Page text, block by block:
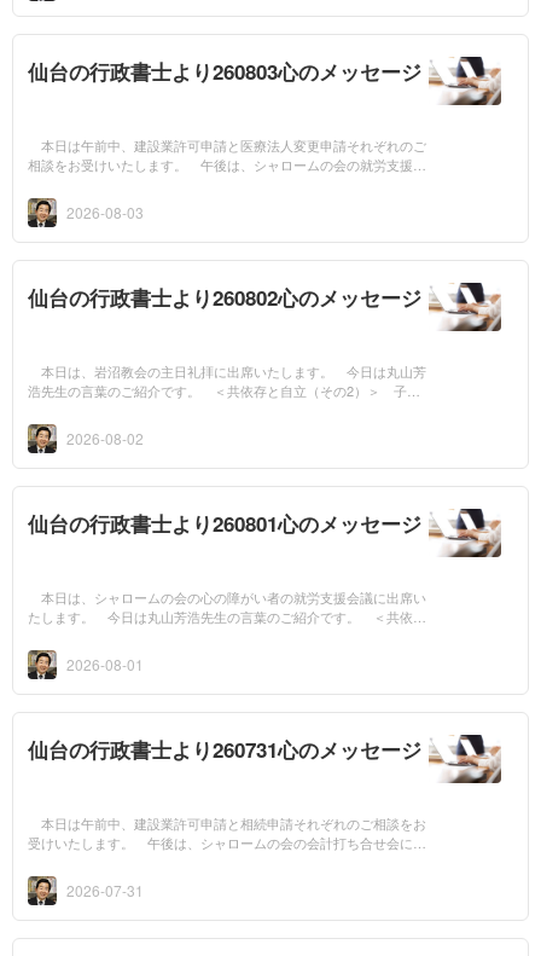
仙台の行政書士より260803心のメッセージ
本日は午前中、建設業許可申請と医療法人変更申請それぞれのご
相談をお受けいたします。 午後は、シャロームの会の就労支援会
＜老舗の決...
2026-08-03
仙台の行政書士より260802心のメッセージ
本日は、岩沼教会の主日礼拝に出席いたします。 今日は丸山芳
浩先生の言葉のご紹介です。 ＜共依存と自立（その2）＞ 子ど
し、父親は切る...
2026-08-02
仙台の行政書士より260801心のメッセージ
本日は、シャロームの会の心の障がい者の就労支援会議に出席い
たします。 今日は丸山芳浩先生の言葉のご紹介です。 ＜共依存
てあげたい」...
2026-08-01
仙台の行政書士より260731心のメッセージ
本日は午前中、建設業許可申請と相続申請それぞれのご相談をお
受けいたします。 午後は、シャロームの会の会計打ち合せ会に出
す。 ＜でき...
2026-07-31